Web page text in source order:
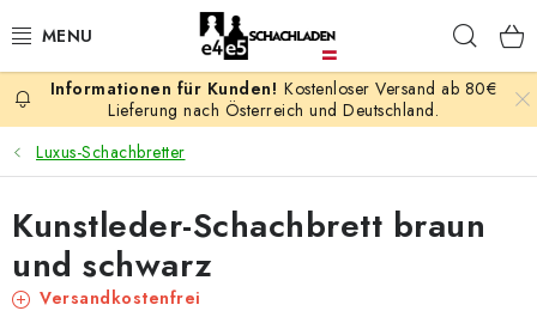
Inhalt
AKTION
SCHACHSPIELE
SCHACHFIGUREN
SCHACHBRETTER
Kostenloser Versand ab 80€
Lieferung nach Österreich und Deutschland.
Luxus-Schachbretter
Kunstleder-Schachbrett braun
und schwarz
Versandkostenfrei